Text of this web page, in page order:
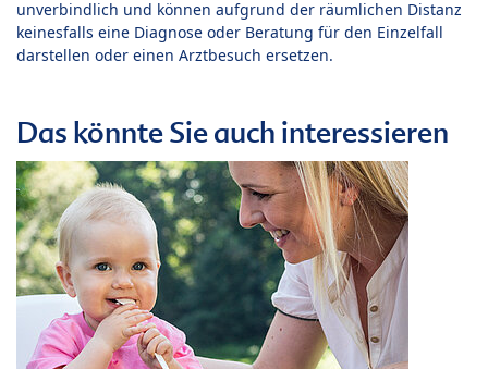
unverbindlich und können aufgrund der räumlichen Distanz
keinesfalls eine Diagnose oder Beratung für den Einzelfall
darstellen oder einen Arztbesuch ersetzen.
Das könnte Sie auch interessieren